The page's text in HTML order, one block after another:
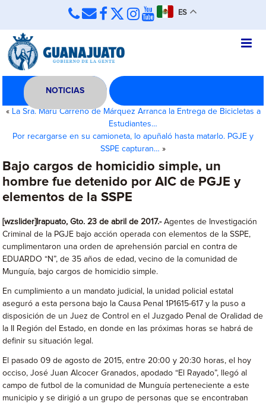
ES
NOTICIAS
« La Sra. Maru Carreño de Márquez Arranca la Entrega de Bicicletas a
Estudiantes…
Por recargarse en su camioneta, lo apuñaló hasta matarlo. PGJE y
SSPE capturan… »
Bajo cargos de homicidio simple, un
hombre fue detenido por AIC de PGJE y
elementos de la SSPE
[wzslider]Irapuato, Gto. 23 de abril de 2017.-Agentes de Investigación
Criminal de la PGJE bajo acción operada con elementos de la SSPE,
cumplimentaron una orden de aprehensión parcial en contra de
EDUARDO “N”, de 35 años de edad, vecino de la comunidad de
Munguía, bajo cargos de homicidio simple.
En cumplimiento a un mandato judicial, la unidad policial estatal
aseguró a esta persona bajo la Causa Penal 1P1615-617 y la puso a
disposición de un Juez de Control en el Juzgado Penal de Oralidad de
la II Región del Estado, en donde en las próximas horas se habrá de
definir su situación legal.
El pasado 09 de agosto de 2015, entre 20:00 y 20:30 horas, el hoy
occiso, José Juan Alcocer Granados, apodado “El Rayado”, llegó al
campo de futbol de la comunidad de Munguía perteneciente a este
municipio y se dirigió a un grupo de personas que se encontraban